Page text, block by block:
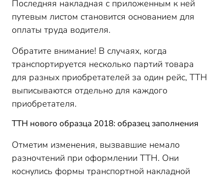
Последняя накладная с приложенным к ней
путевым листом становится основанием для
оплаты труда водителя.
Обратите внимание! В случаях, когда
транспортируется несколько партий товара
для разных приобретателей за один рейс, ТТН
выписываются отдельно для каждого
приобретателя.
ТТН нового образца 2018: образец заполнения
Отметим изменения, вызвавшие немало
разночтений при оформлении ТТН. Они
коснулись формы транспортной накладной